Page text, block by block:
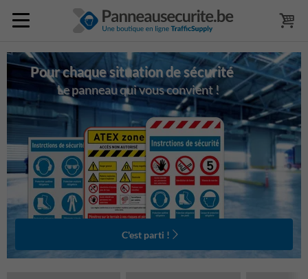
Le panneau qui vous convient !
Pour chaque situation de sécurité
C'est parti !